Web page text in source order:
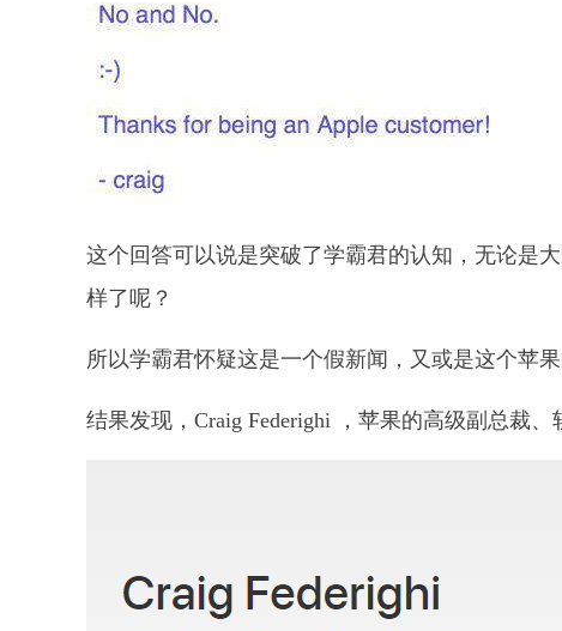
这个回答可以说是突破了学霸君的认知，无论是
样了呢？
所以学霸君怀疑这是一个假新闻，又或是这个苹
结果发现，Craig Federighi ，苹果的高级副总裁